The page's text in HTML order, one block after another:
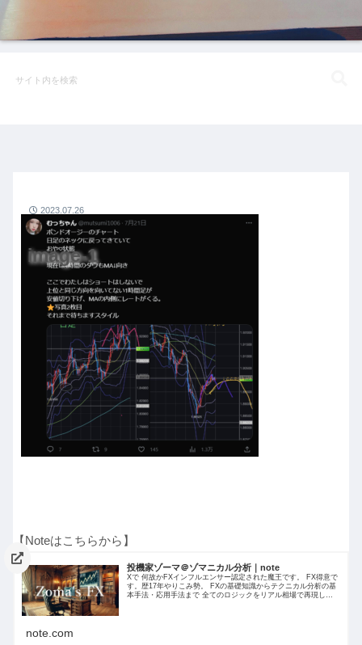
image-1
2023.07.26
【Noteはこちらから】
投機家ゾーマ＠ゾマニカル分析｜note
Xで 何故かFXインフルエンサー認定された魔王です。 FX得意で
す。歴17年やりこみ勢。 FXの基礎知識からテクニカル分析の基
本手法・応用手法まで 全てのロジックをリアル相場で再現しつ
note.com